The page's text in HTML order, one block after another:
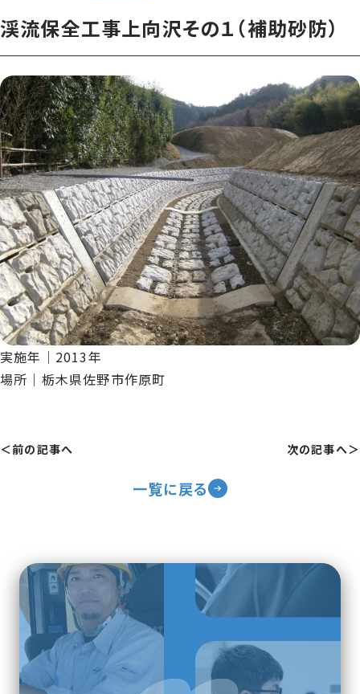
渓流保全工事上向沢その１（補助砂防）
実施年｜2013年
場所｜栃木県佐野市作原町
＜前の記事へ
一覧に戻る
次の記事へ＞